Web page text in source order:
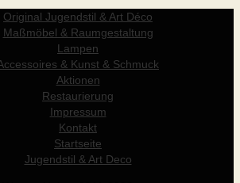
Original Jugendstil & Art Déco
Maßmöbel & Raumgestaltung
Lampen
& Kunst & Schmuck
Aktionen
Restaurierung
Impressum
Kontakt
Startseite
Jugendstil & Art Deco